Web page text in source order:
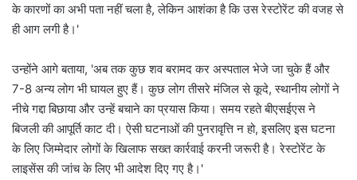
के कारणों का अभी पता नहीं चला है, लेकिन आशंका है कि उस रेस्टोरेंट की वजह से
ही आग लगी है।'
उन्होंने आगे बताया, 'अब तक कुछ शव बरामद कर अस्पताल भेजे जा चुके हैं और
7-8 अन्य लोग भी घायल हुए हैं। कुछ लोग तीसरे मंजिल से कूदे, स्थानीय लोगों ने
नीचे गद्दा बिछाया और उन्हें बचाने का प्रयास किया। समय रहते बीएसईएस ने
बिजली की आपूर्ति काट दी। ऐसी घटनाओं की पुनरावृत्ति न हो, इसलिए इस घटना
के लिए जिम्मेदार लोगों के खिलाफ सख्त कार्रवाई करनी जरूरी है। रेस्टोरेंट के
लाइसेंस की जांच के लिए भी आदेश दिए गए है।'